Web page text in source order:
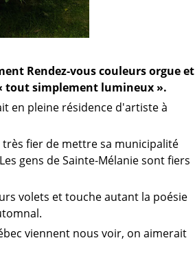
Rendez-vous couleurs orgue et
tout simplement lumineux ».
en pleine résidence d'artiste à
très fier de mettre sa municipalité
gens de Sainte-Mélanie sont fiers
volets et touche autant la poésie
viennent nous voir, on aimerait